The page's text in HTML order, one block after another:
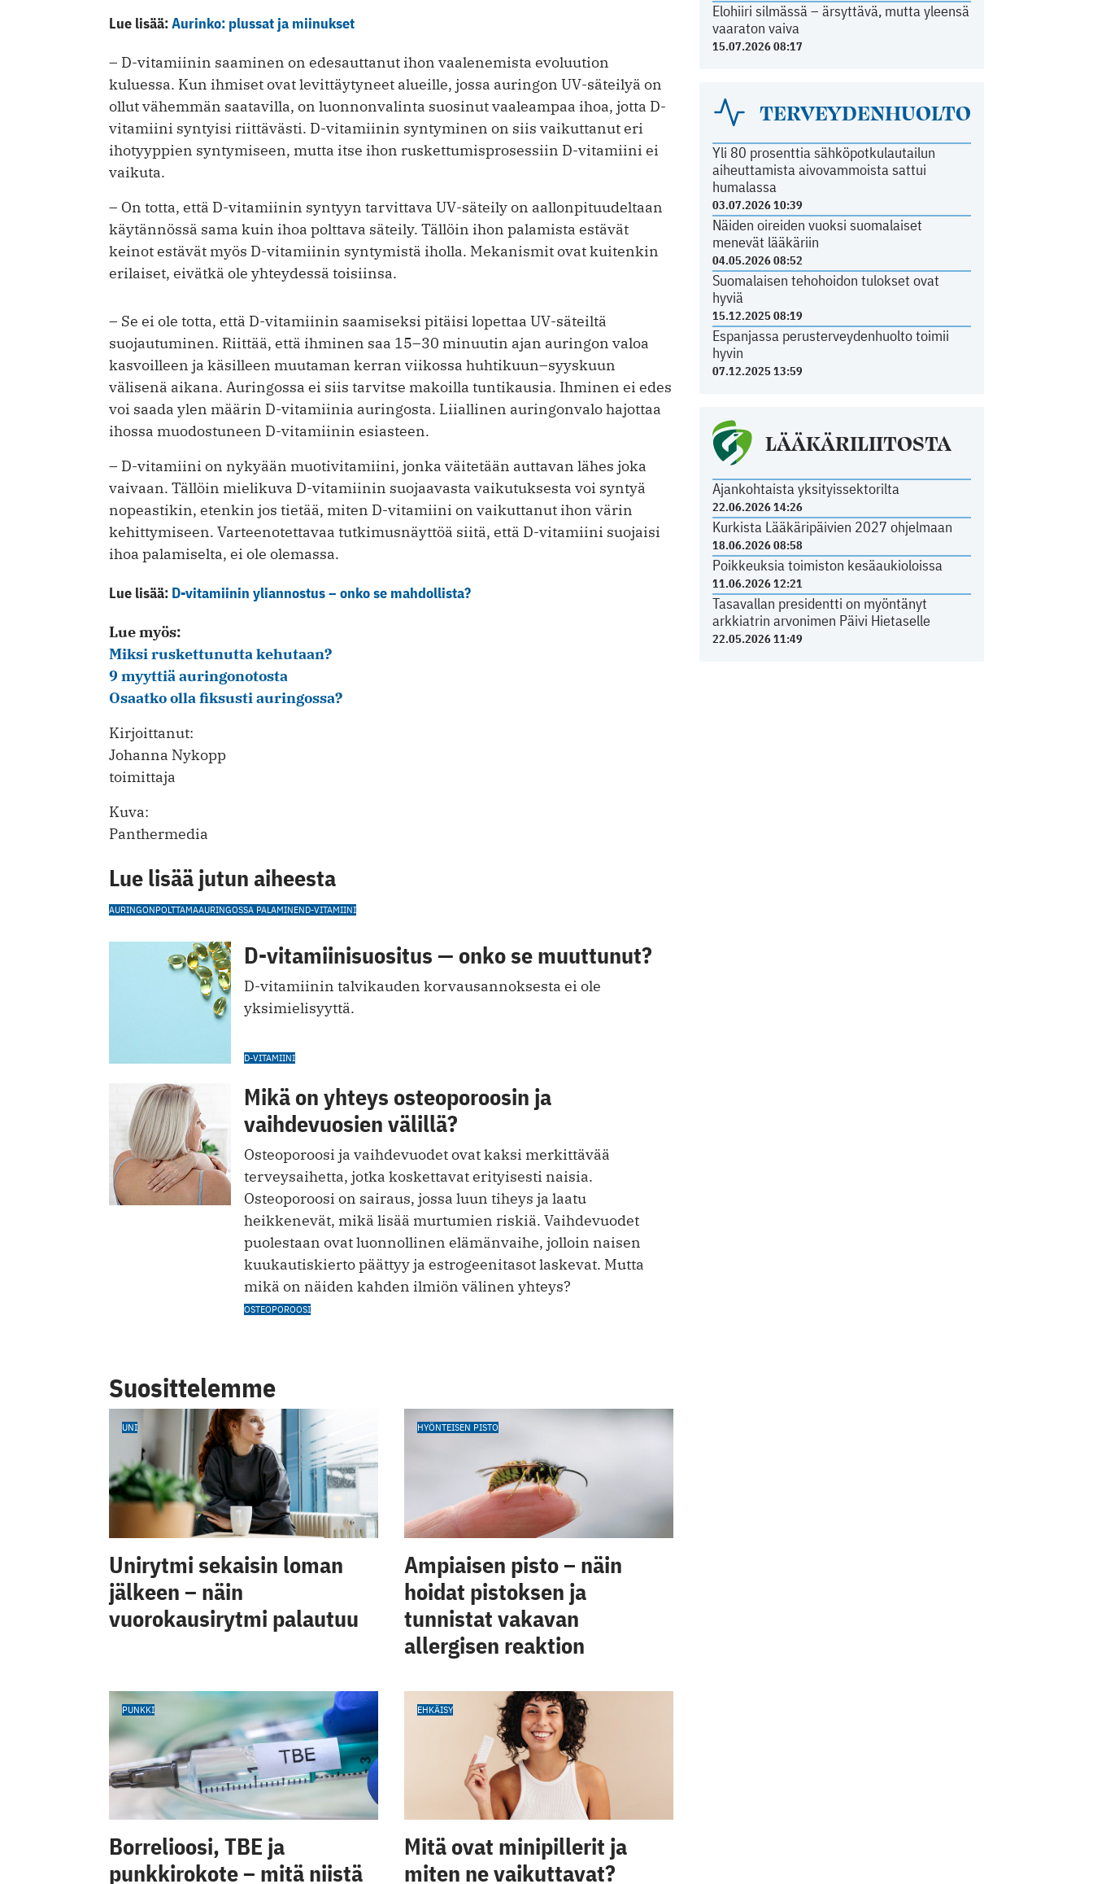
Elohiiri silmässä – ärsyttävä, mutta yleensä
vaaraton vaiva
15.07.2026 08:17
TERVEYDENHUOLTO
Yli 80 prosenttia sähköpotkulautailun
aiheuttamista aivovammoista sattui
humalassa
03.07.2026 10:39
Näiden oireiden vuoksi suomalaiset
menevät lääkäriin
04.05.2026 08:52
Suomalaisen tehohoidon tulokset ovat
hyviä
15.12.2025 08:19
Espanjassa perusterveydenhuolto toimii
hyvin
07.12.2025 13:59
LÄÄKÄRILIITOSTA
Ajankohtaista yksityissektorilta
22.06.2026 14:26
Kurkista Lääkäripäivien 2027 ohjelmaan
18.06.2026 08:58
Poikkeuksia toimiston kesäaukioloissa
11.06.2026 12:21
Tasavallan presidentti on myöntänyt
arkkiatrin arvonimen Päivi Hietaselle
22.05.2026 11:49
Lue lisää:Aurinko: plussat ja miinukset
– D-vitamiinin saaminen on edesauttanut ihon vaalenemista evoluution
kuluessa. Kun ihmiset ovat levittäytyneet alueille, jossa auringon UV-säteilyä on
ollut vähemmän saatavilla, on luonnonvalinta suosinut vaaleampaa ihoa, jotta D-
vitamiini syntyisi riittävästi. D-vitamiinin syntyminen on siis vaikuttanut eri
ihotyyppien syntymiseen, mutta itse ihon ruskettumisprosessiin D-vitamiini ei
vaikuta.
– On totta, että D-vitamiinin syntyyn tarvittava UV-säteily on aallonpituudeltaan
käytännössä sama kuin ihoa polttava säteily. Tällöin ihon palamista estävät
keinot estävät myös D-vitamiinin syntymistä iholla. Mekanismit ovat kuitenkin
erilaiset, eivätkä ole yhteydessä toisiinsa.
– Se ei ole totta, että D-vitamiinin saamiseksi pitäisi lopettaa UV-säteiltä
suojautuminen. Riittää, että ihminen saa 15–30 minuutin ajan auringon valoa
kasvoilleen ja käsilleen muutaman kerran viikossa huhtikuun–syyskuun
välisenä aikana. Auringossa ei siis tarvitse makoilla tuntikausia. Ihminen ei edes
voi saada ylen määrin D-vitamiinia auringosta. Liiallinen auringonvalo hajottaa
ihossa muodostuneen D-vitamiinin esiasteen.
– D-vitamiini on nykyään muotivitamiini, jonka väitetään auttavan lähes joka
vaivaan. Tällöin mielikuva D-vitamiinin suojaavasta vaikutuksesta voi syntyä
nopeastikin, etenkin jos tietää, miten D-vitamiini on vaikuttanut ihon värin
kehittymiseen. Varteenotettavaa tutkimusnäyttöä siitä, että D-vitamiini suojaisi
ihoa palamiselta, ei ole olemassa.
Lue lisää: D-vitamiinin yliannostus – onko se mahdollista?
Lue myös:
Miksi ruskettunutta kehutaan?
9 myyttiä auringonotosta
Osaatko olla fiksusti auringossa?
Kirjoittanut:
Johanna Nykopp
toimittaja
Kuva:
Panthermedia
Lue lisää jutun aiheesta
AURINGONPOLTTAMAAURINGOSSA PALAMINEND-VITAMIINI
D-vitamiinisuositus — onko se muuttunut?
D-vitamiinin talvikauden korvausannoksesta ei ole
yksimielisyyttä.
D-VITAMIINI
Mikä on yhteys osteoporoosin ja
vaihdevuosien välillä?
Osteoporoosi ja vaihdevuodet ovat kaksi merkittävää
terveysaihetta, jotka koskettavat erityisesti naisia.
Osteoporoosi on sairaus, jossa luun tiheys ja laatu
heikkenevät, mikä lisää murtumien riskiä. Vaihdevuodet
puolestaan ovat luonnollinen elämänvaihe, jolloin naisen
kuukautiskierto päättyy ja estrogeenitasot laskevat. Mutta
mikä on näiden kahden ilmiön välinen yhteys?
OSTEOPOROOSI
Suosittelemme
UNI
Unirytmi sekaisin loman
jälkeen – näin
vuorokausirytmi palautuu
HYÖNTEISEN PISTO
Ampiaisen pisto – näin
hoidat pistoksen ja
tunnistat vakavan
allergisen reaktion
PUNKKI
Borrelioosi, TBE ja
punkkirokote – mitä niistä
EHKÄISY
Mitä ovat minipillerit ja
miten ne vaikuttavat?